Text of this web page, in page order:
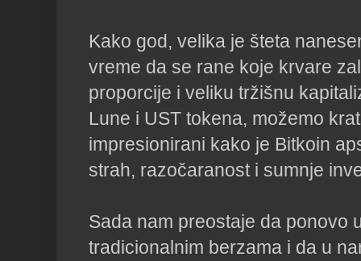
Kako god, velika je šteta
vreme da se rane koje krvare
proporcije i veliku tržišnu
Lune i UST tokena, možemo
impresionirani kako je Bitkoin
strah, razočaranost i sumnje
Sada nam preostaje da ponovo
tradicionalnim berzama i da u